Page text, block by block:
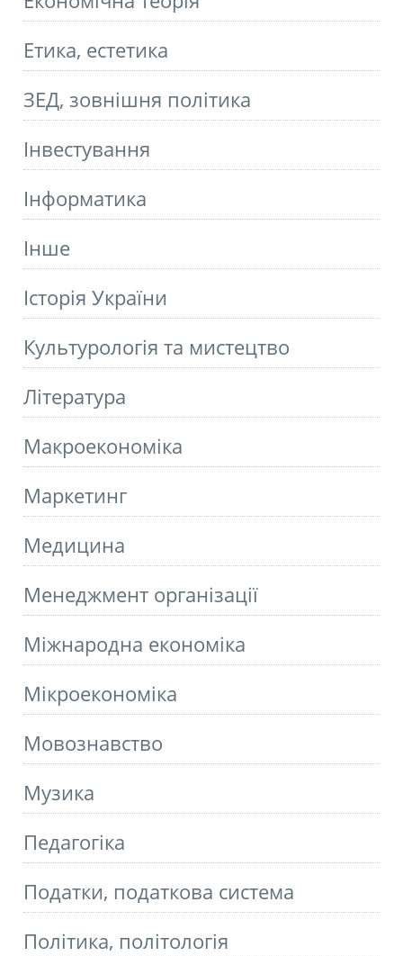
Етика, естетика
ЗЕД, зовнішня політика
Інвестування
Інформатика
Інше
Історія України
Культурологія та мистецтво
Літературa
Макроекономіка
Маркетинг
Медицина
Менеджмент організації
Міжнародна економіка
Мікроекономіка
Мовознавство
Музика
Педагогіка
Податки, податкова система
Політика, політологія